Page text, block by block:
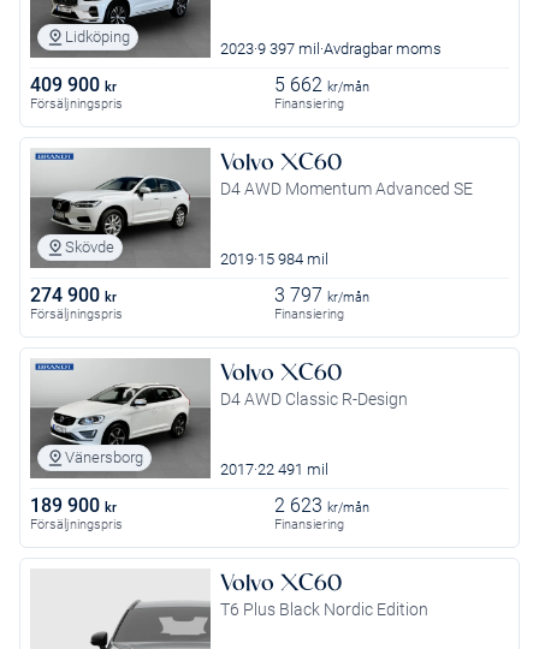
Lidköping
2023 9 397 mil Avdragbar moms
409 900 kr
Försäljningspris
5 662 kr/mån
Finansiering
Skövde
Volvo XC60
D4 AWD Momentum Advanced SE
2019 15 984 mil
274 900 kr
Försäljningspris
3 797 kr/mån
Finansiering
Vänersborg
Volvo XC60
D4 AWD Classic R-Design
2017 22 491 mil
189 900 kr
Försäljningspris
2 623 kr/mån
Finansiering
Volvo XC60
T6 Plus Black Nordic Edition